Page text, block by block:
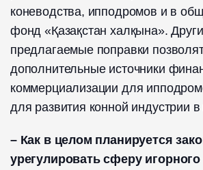
коневодства, ипподромов и в
фонд «Қазақстан халқына».
предлагаемые поправки
дополнительные источники
коммерциализации для
для развития конной индустрии
– Как в целом планируется
урегулировать сферу игорного